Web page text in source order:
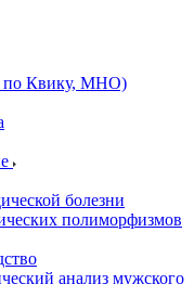
по Квику, МНО)
болезни
полиморфизмов
анализ мужского